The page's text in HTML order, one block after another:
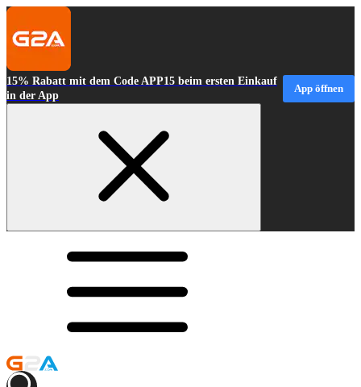
15% Rabatt mit dem Code APP15 beim ersten Einkauf
in der App
App öffnen